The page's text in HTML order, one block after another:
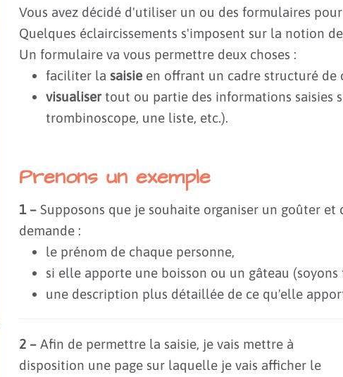
Vous avez décidé d'utiliser un ou des formulaires
Quelques éclaircissements s'imposent sur la notion
Un formulaire va vous permettre deux choses :
faciliter la saisie en offrant un cadre structuré
visualisertout ou partie des informations saisies
trombinoscope, une liste, etc.).
Prenons un exemple
1 – Supposons que je souhaite organiser un goûter
demande :
le prénom de chaque personne,
si elle apporte une boisson ou un gâteau (soyons
une description plus détaillée de ce qu'elle
2 – Afin de permettre la saisie, je vais mettre à
disposition une page sur laquelle je vais afficher le